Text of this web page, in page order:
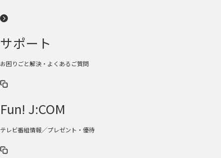
サポート
お困りごと解決・よくあるご質問
Fun! J:COM
テレビ番組情報／プレゼント・優待